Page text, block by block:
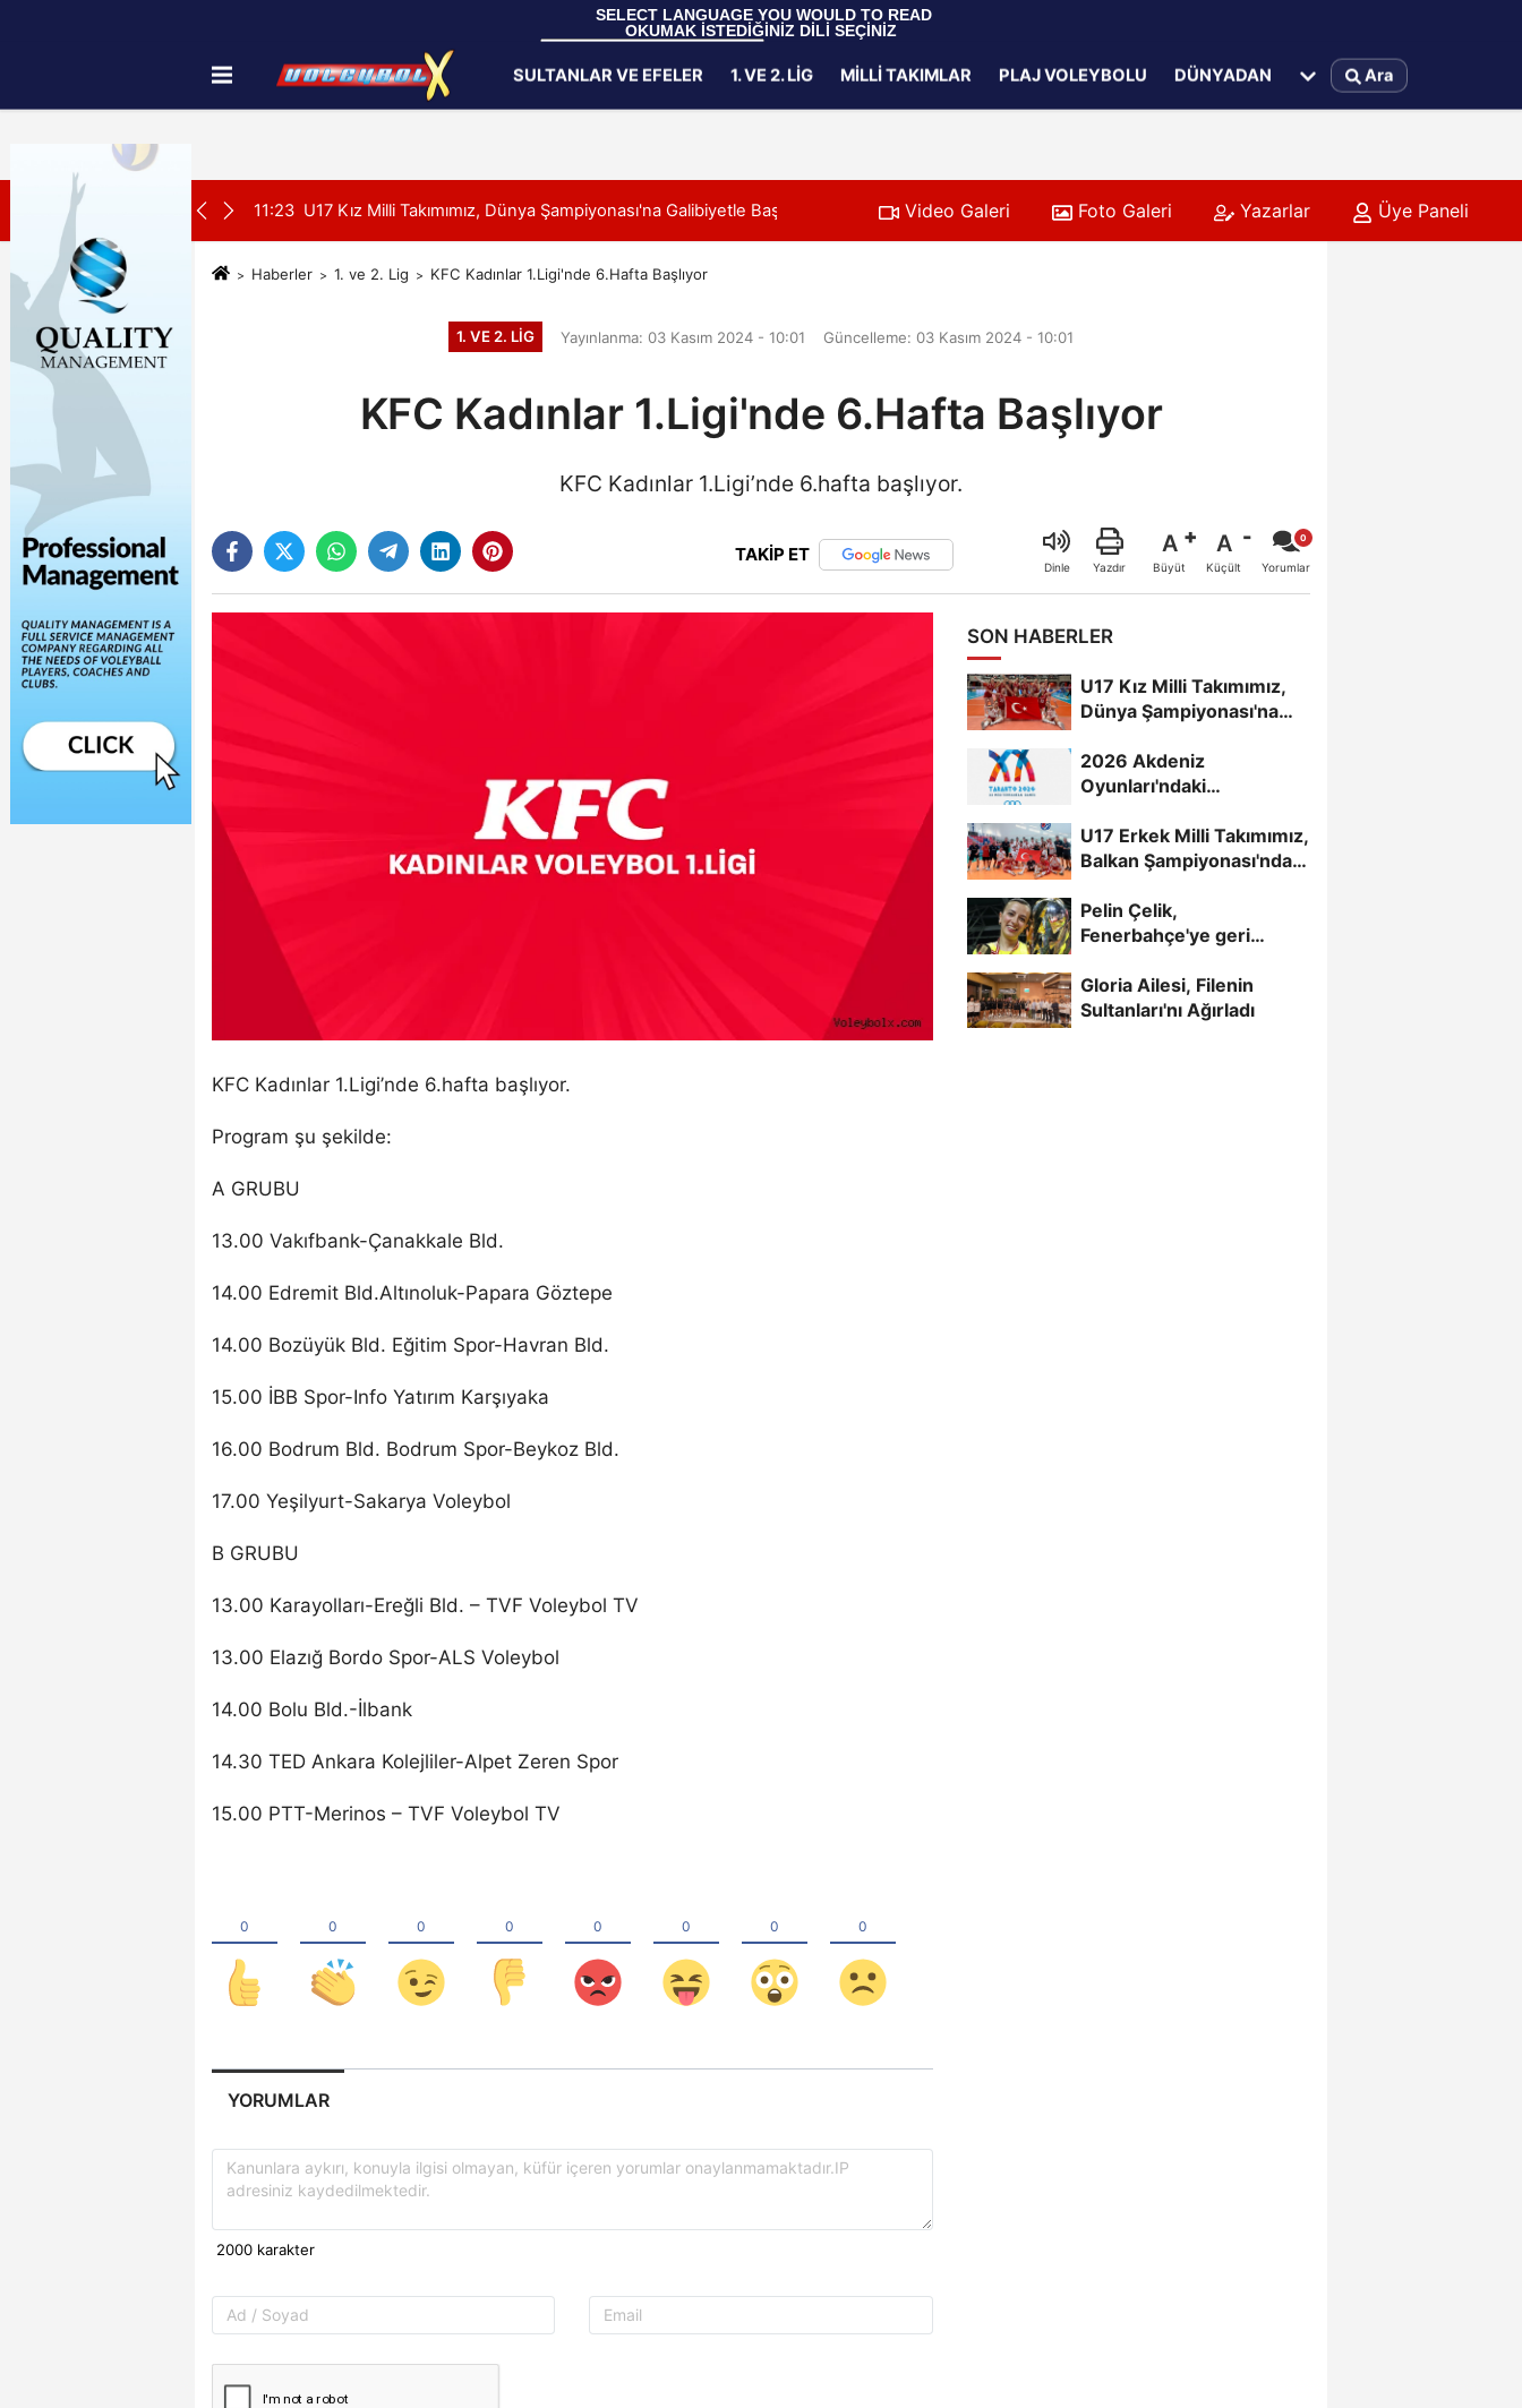
SELECT LANGUAGE YOU WOULD TO READ
OKUMAK İSTEDİĞİNİZ DİLİ SEÇİNİZ
İletişim Çerez Politikası
SULTANLAR VE EFELER 1. VE 2. LIG MILLI TAKIMLAR PLAJ VOLEYBOLU DÜNYADAN Ara
SON DAKİKA:
Belli Oldu 11:23 U17 Kız Milli Takımımız, Dünya Şampiyonası'na Galibiyetle Başladı Video Galeri Foto Galeri Yazarlar Üye Paneli
Haberler 1. ve 2. Lig KFC Kadınlar 1.Ligi'nde 6.Hafta Başlıyor
1. VE 2. LIG Yayınlanma: 03 Kasım 2024 - 10:01 Güncelleme: 03 Kasım 2024 - 10:01
KFC Kadınlar 1.Ligi'nde 6.Hafta Başlıyor
KFC Kadınlar 1.Ligi’nde 6.hafta başlıyor.
TAKİP ET
Dinle Yazdır
A
Büyüt
A
Küçült Yorumlar
KFC Kadınlar 1.Ligi’nde 6.hafta başlıyor.
Program şu şekilde:
A GRUBU
13.00 Vakıfbank-Çanakkale Bld.
14.00 Edremit Bld.Altınoluk-Papara Göztepe
14.00 Bozüyük Bld. Eğitim Spor-Havran Bld.
15.00 İBB Spor-Info Yatırım Karşıyaka
16.00 Bodrum Bld. Bodrum Spor-Beykoz Bld.
17.00 Yeşilyurt-Sakarya Voleybol
B GRUBU
13.00 Karayolları-Ereğli Bld. – TVF Voleybol TV
13.00 Elazığ Bordo Spor-ALS Voleybol
14.00 Bolu Bld.-İlbank
14.30 TED Ankara Kolejliler-Alpet Zeren Spor
15.00 PTT-Merinos – TVF Voleybol TV
YORUMLAR
SON HABERLER
U17 Kız Milli Takımımız,
Dünya Şampiyonası'na
2026 Akdeniz
Oyunları'ndaki
U17 Erkek Milli Takımımız,
Balkan Şampiyonası'nda
Pelin Çelik,
Fenerbahçe'ye geri
Gloria Ailesi, Filenin
Sultanları'nı Ağırladı